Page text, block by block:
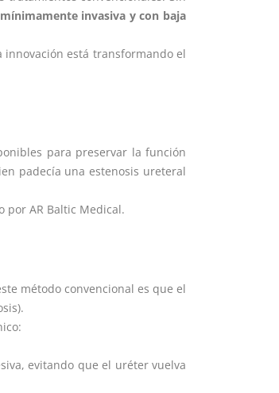
invasiva y con baja
innovación está transformando el
para preservar la función
padecía una estenosis ureteral
por AR Baltic Medical.
método convencional es que el
evitando que el uréter vuelva